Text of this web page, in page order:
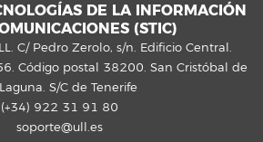
DE LA INFORMACIÓN
(STIC)
C/ Pedro Zerolo, s/n. Edificio Central.
Código postal 38200. San Cristóbal de
S/C de Tenerife
(+34) 922 31 91 80
soporte@ull.es